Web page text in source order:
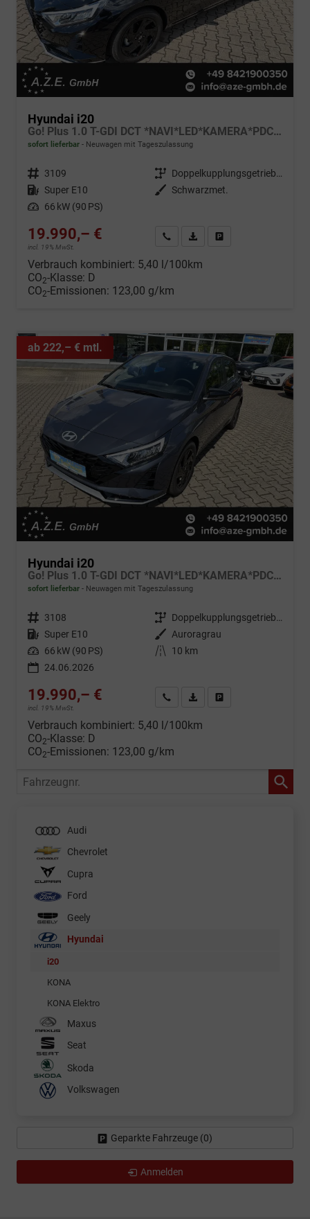
Hyundai i20
Go! Plus 1.0 T-GDI DCT *NAVI*LED*KAMERA*PDC*SH*LHZ*2026!
sofort lieferbar Neuwagen mit Tageszulassung
Fahrzeugnr. 3109 Getriebe
Doppelkupplungsgetriebe (DSG)
Kraftstoff Super E10 Außenfarbe Schwarzmet.
Leistung 66 kW (90 PS)
19.990,– €
incl. 19% MwSt.
Wir rufen Sie anFahrzeugexposé (PDF)
Verbrauch kombiniert: 5,40 l/100km
CO2-Klasse: D
CO2-Emissionen: 123,00 g/km
ab 222,– € mtl.
Hyundai i20
Go! Plus 1.0 T-GDI DCT *NAVI*LED*KAMERA*PDC*SH*LHZ*2026!
sofort lieferbar Neuwagen mit Tageszulassung
Fahrzeugnr. 3108 Getriebe
Doppelkupplungsgetriebe (DSG)
Kraftstoff Super E10 Außenfarbe Auroragrau
Leistung 66 kW (90 PS) Kilometerstand
10 km
24.06.2026
19.990,– €
incl. 19% MwSt.
Wir rufen Sie anFahrzeugexposé (PDF)
Verbrauch kombiniert: 5,40 l/100km
CO2-Klasse: D
CO2-Emissionen: 123,00 g/km
Fahrzeugnr.
Audi
Chevrolet
Cupra
Ford
Geely
Hyundai
i20
KONA
KONA Elektro
Maxus
Seat
Skoda
Volkswagen
Geparkte Fahrzeuge (0)
Anmelden